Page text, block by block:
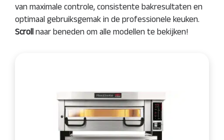
van maximale controle, consistente bakresultaten en
optimaal gebruiksgemak in de professionele keuken.
Scroll naar beneden om alle modellen te bekijken!